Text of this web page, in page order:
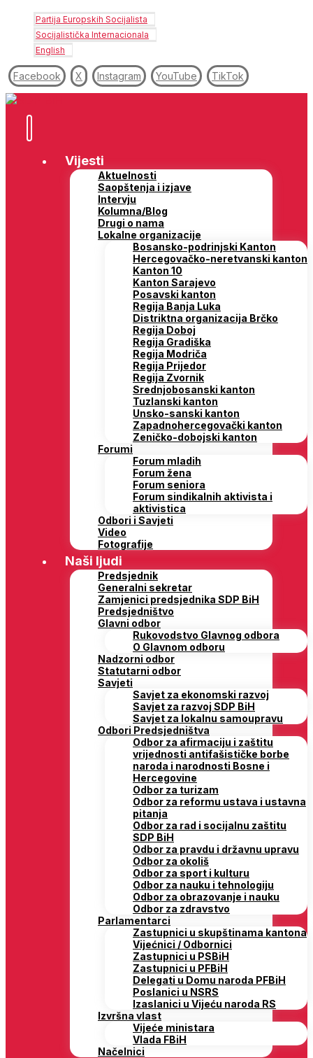
Partija Europskih Socijalista
Socijalistička Internacionala
English
Facebook X Instagram YouTube TikTok
Vijesti
Aktuelnosti
Saopštenja i izjave
Intervju
Kolumna/Blog
Drugi o nama
Lokalne organizacije
Bosansko-podrinjski Kanton
Hercegovačko-neretvanski kanton
Kanton 10
Kanton Sarajevo
Posavski kanton
Regija Banja Luka
Distriktna organizacija Brčko
Regija Doboj
Regija Gradiška
Regija Modriča
Regija Prijedor
Regija Zvornik
Srednjobosanski kanton
Tuzlanski kanton
Unsko-sanski kanton
Zapadnohercegovački kanton
Zeničko-dobojski kanton
Forumi
Forum mladih
Forum žena
Forum seniora
Forum sindikalnih aktivista i
aktivistica
Odbori i Savjeti
Video
Fotografije
Naši ljudi
Predsjednik
Generalni sekretar
Zamjenici predsjednika SDP BiH
Predsjedništvo
Glavni odbor
Rukovodstvo Glavnog odbora
O Glavnom odboru
Nadzorni odbor
Statutarni odbor
Savjeti
Savjet za ekonomski razvoj
Savjet za razvoj SDP BiH
Savjet za lokalnu samoupravu
Odbori Predsjedništva
Odbor za afirmaciju i zaštitu
vrijednosti antifašističke borbe
naroda i narodnosti Bosne i
Hercegovine
Odbor za turizam
Odbor za reformu ustava i ustavna
pitanja
Odbor za rad i socijalnu zaštitu
SDP BiH
Odbor za pravdu i državnu upravu
Odbor za okoliš
Odbor za sport i kulturu
Odbor za nauku i tehnologiju
Odbor za obrazovanje i nauku
Odbor za zdravstvo
Parlamentarci
Zastupnici u skupštinama kantona
Vijećnici / Odbornici
Zastupnici u PSBiH
Zastupnici u PFBiH
Delegati u Domu naroda PFBiH
Poslanici u NSRS
Izaslanici u Vijeću naroda RS
Izvršna vlast
Vijeće ministara
Vlada FBiH
Načelnici